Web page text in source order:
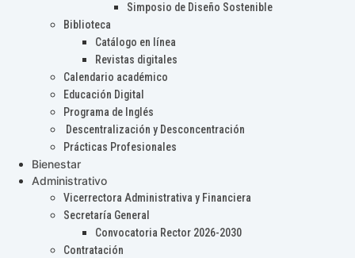
Simposio de Diseño Sostenible
Biblioteca
Catálogo en línea
Revistas digitales
Calendario académico
Educación Digital
Programa de Inglés
Descentralización y Desconcentración
Prácticas Profesionales
Bienestar
Administrativo
Vicerrectora Administrativa y Financiera
Secretaría General
Convocatoria Rector 2026-2030
Contratación